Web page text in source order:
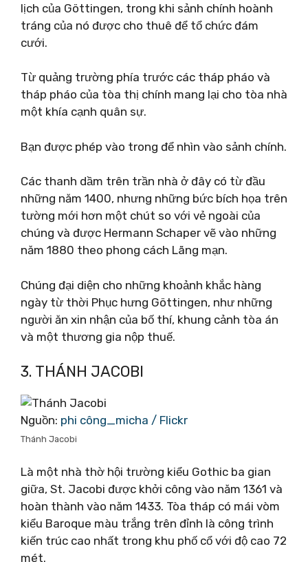
lịch của Göttingen, trong khi sảnh chính hoành
tráng của nó được cho thuê để tổ chức đám
cưới.
Từ quảng trường phía trước các tháp pháo và
tháp pháo của tòa thị chính mang lại cho tòa nhà
một khía cạnh quân sự.
Bạn được phép vào trong để nhìn vào sảnh chính.
Các thanh dầm trên trần nhà ở đây có từ đầu
những năm 1400, nhưng những bức bích họa trên
tường mới hơn một chút so với vẻ ngoài của
chúng và được Hermann Schaper vẽ vào những
năm 1880 theo phong cách Lãng mạn.
Chúng đại diện cho những khoảnh khắc hàng
ngày từ thời Phục hưng Göttingen, như những
người ăn xin nhận của bố thí, khung cảnh tòa án
và một thương gia nộp thuế.
3. THÁNH JACOBI
Nguồn: phi công_micha / Flickr
Thánh Jacobi
Là một nhà thờ hội trường kiểu Gothic ba gian
giữa, St. Jacobi được khởi công vào năm 1361 và
hoàn thành vào năm 1433. Tòa tháp có mái vòm
kiểu Baroque màu trắng trên đỉnh là công trình
kiến ​​trúc cao nhất trong khu phố cổ với độ cao 72
mét.